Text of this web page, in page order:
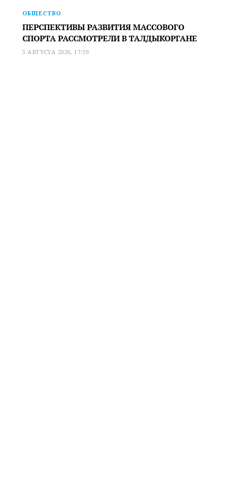
ОБЩЕСТВО
ПЕРСПЕКТИВЫ РАЗВИТИЯ МАССОВОГО
СПОРТА РАССМОТРЕЛИ В ТАЛДЫКОРГАНЕ
5 АВГУСТА 2026, 17:59